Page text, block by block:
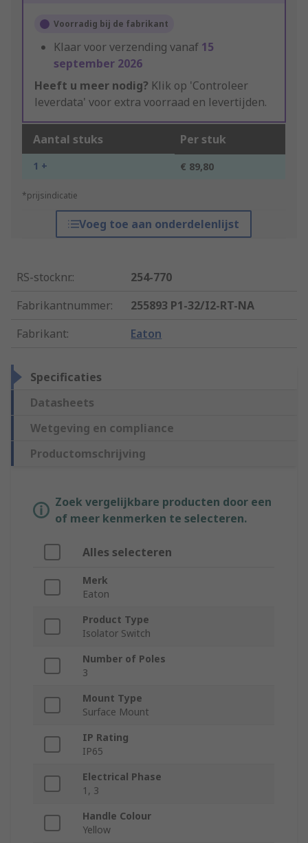
Voorradig bij de fabrikant
Klaar voor verzending vanaf 15
september 2026
Heeft u meer nodig? Klik op 'Controleer
leverdata' voor extra voorraad en levertijden.
Aantal stuks Per stuk
1 + € 89,80
*prijsindicatie
Voeg toe aan onderdelenlijst
RS-stocknr.:
254-770
Fabrikantnummer:
255893 P1-32/I2-RT-NA
Fabrikant: Eaton
Specificaties
Datasheets
Wetgeving en compliance
Productomschrijving
Zoek vergelijkbare producten door een
of meer kenmerken te selecteren.
Alles selecteren
Merk
Eaton
Product Type
Isolator Switch
Number of Poles
3
Mount Type
Surface Mount
IP Rating
IP65
Electrical Phase
1, 3
Handle Colour
Yellow